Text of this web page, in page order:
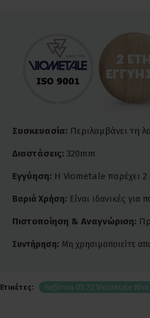
Συσκευασία: Περιλαμβάνει τη
Διαστάσεις: 320mm
Εγγύηση: Η Viometale παρέχει 2
Βαριά Χρήση: Είναι ιδανικές για
Πιστοποίηση & Αναγνώριση:
Συντήρηση: Μη χρησιμοποιείτε
Ετικέτες: Λαβίτσα 05.72 Viometale